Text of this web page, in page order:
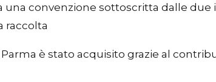
una convenzione sottoscritta dalle
raccolta
è stato acquisito grazie al